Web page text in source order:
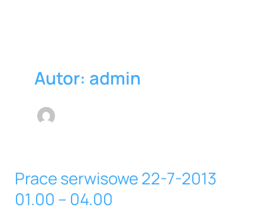
Autor: admin
Prace serwisowe 22-7-2013
01.00 – 04.00
Prace
serwisowe